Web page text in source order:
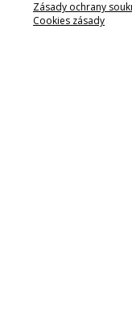
Zásady ochrany
Cookies zásady